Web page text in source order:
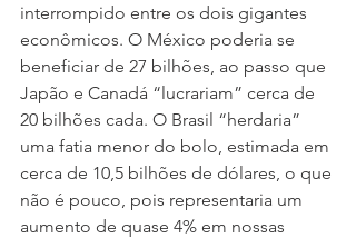
interrompido entre os dois gigantes
econômicos. O México poderia se
beneficiar de 27 bilhões, ao passo que
Japão e Canadá “lucrariam” cerca de
20 bilhões cada. O Brasil “herdaria”
uma fatia menor do bolo, estimada em
cerca de 10,5 bilhões de dólares, o que
não é pouco, pois representaria um
aumento de quase 4% em nossas